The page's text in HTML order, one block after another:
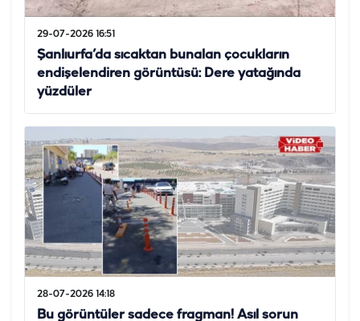
29-07-2026 16:51
Şanlıurfa’da sıcaktan bunalan çocukların
endişelendiren görüntüsü: Dere yatağında
yüzdüler
28-07-2026 14:18
Bu görüntüler sadece fragman! Asıl sorun